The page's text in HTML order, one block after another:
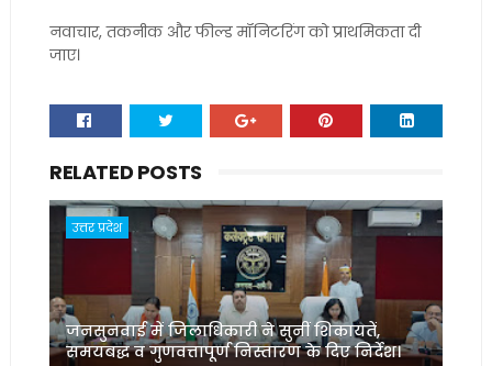
नवाचार, तकनीक और फील्ड मॉनिटरिंग को प्राथमिकता दी
जाए।
RELATED POSTS
उत्तर प्रदेश
जनसुनवाई में जिलाधिकारी ने सुनीं शिकायतें,
समयबद्ध व गुणवत्तापूर्ण निस्तारण के दिए निर्देश।